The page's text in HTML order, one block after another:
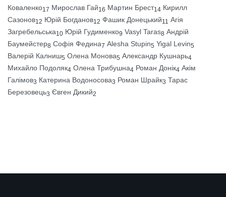
Коваленко17 Мирослав Гай16 Мартин Брест14 Кирилл
Сазонов12 Юрій Богданов12 Фашик Донецький11 Агія
Загребельська10 Юрій Гудименко9 Vasyl Taras8 Андрій
Баумейстер8 Софія Федина7 Alesha Stupin5 Yigal Levin5
Валерій Калниш5 Олена Монова5 Александр Кушнарь4
Михайло Подоляк4 Олена Трибушна4 Роман Донік4 Акім
Галімов3 Катерина Водоносова3 Роман Шрайк3 Тарас
Березовець3 Євген Дикий2